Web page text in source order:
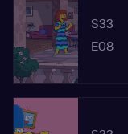
S33
E08